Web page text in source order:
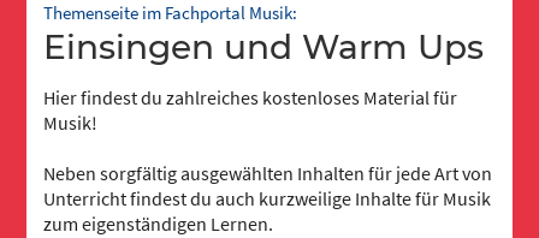
Themenseite im Fachportal Musik:
Einsingen und Warm Ups
Hier findest du zahlreiches kostenloses Material für
Musik!
Neben sorgfältig ausgewählten Inhalten für jede Art von
Unterricht findest du auch kurzweilige Inhalte für Musik
zum eigenständigen Lernen.